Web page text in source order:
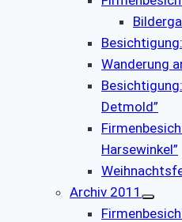
Wanderung
Detmold”
Harsewinkel”
Archiv 2011